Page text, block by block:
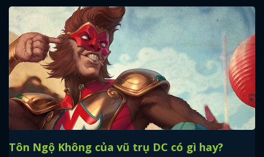
Tôn Ngộ Không của vũ trụ DC có gì hay?